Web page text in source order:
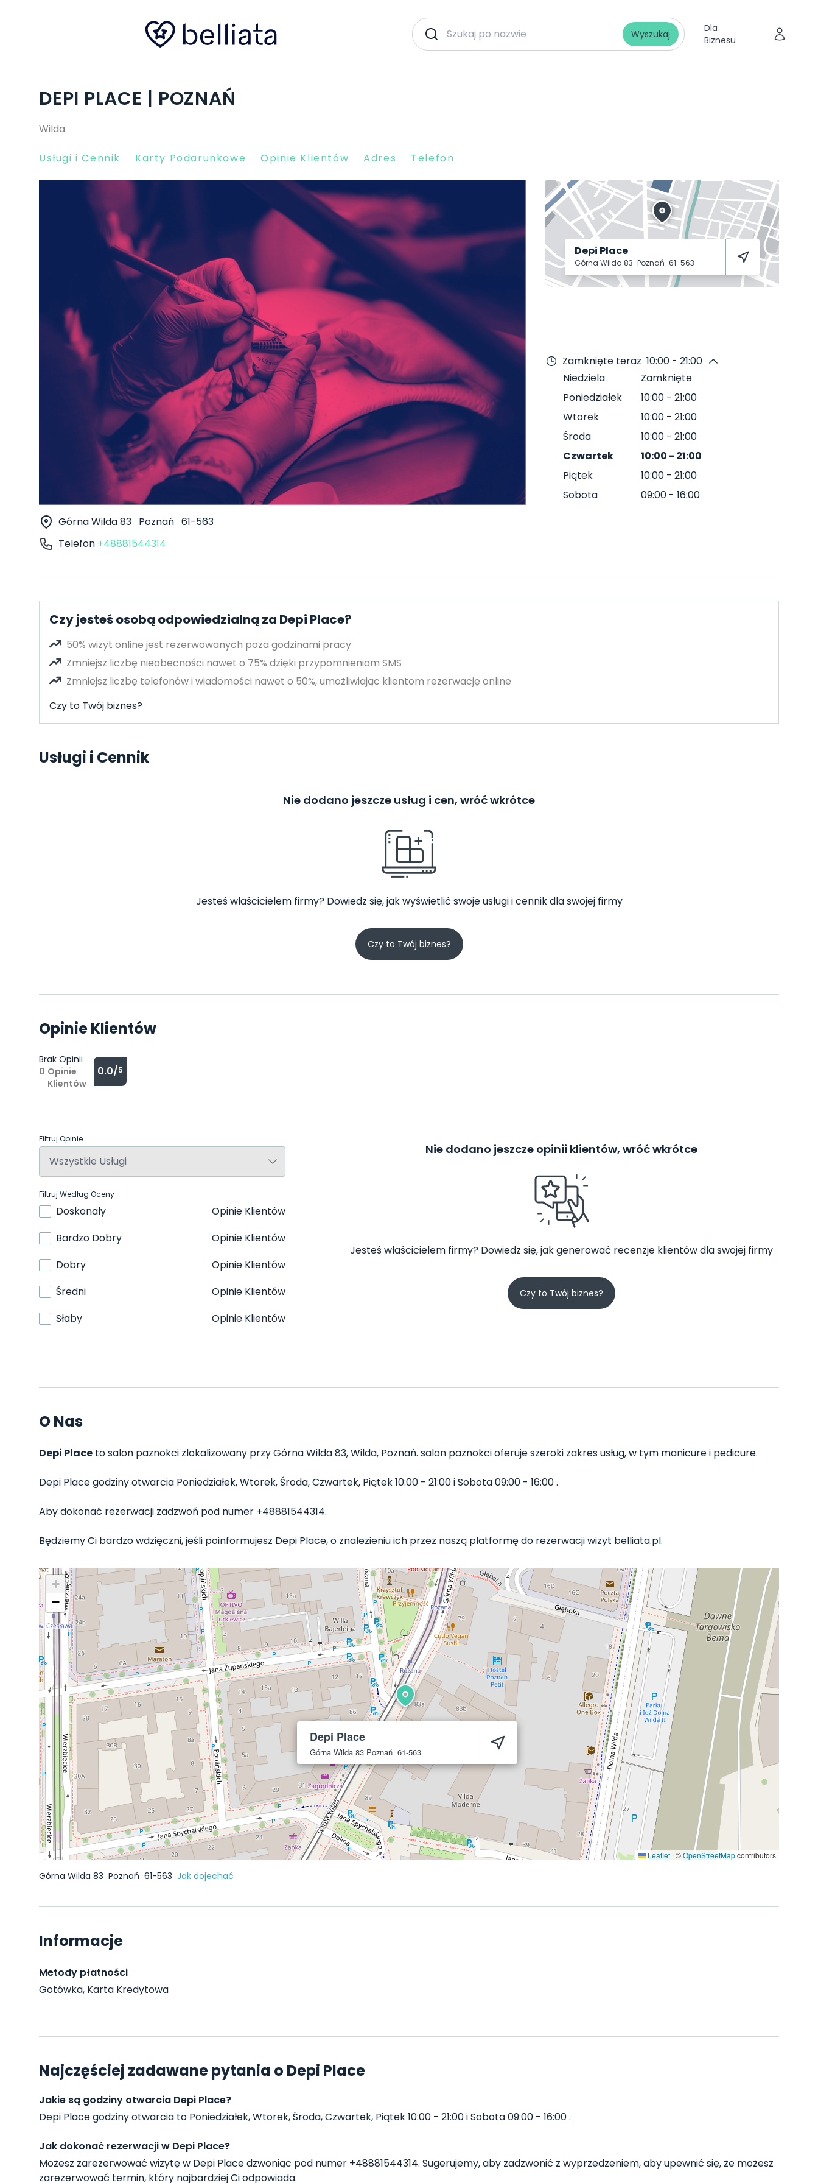
Wyszukaj
Dla
Biznesu
DEPI PLACE | POZNAŃ
Wilda
Usługi i Cennik Karty Podarunkowe Opinie Klientów Adres Telefon
Górna Wilda 83 Poznań 61-563
Telefon +48881544314
Depi Place
Górna Wilda 83 Poznań 61-563
Zamknięte teraz 10:00 - 21:00
Niedziela
Zamknięte
Poniedziałek
10:00 - 21:00
Wtorek
10:00 - 21:00
Środa
10:00 - 21:00
Czwartek
10:00 - 21:00
Piątek
10:00 - 21:00
Sobota
09:00 - 16:00
Czy jesteś osobą odpowiedzialną za Depi Place?
50% wizyt online jest rezerwowanych poza godzinami pracy
Zmniejsz liczbę nieobecności nawet o 75% dzięki przypomnieniom SMS
Zmniejsz liczbę telefonów i wiadomości nawet o 50%, umożliwiając klientom rezerwację online
Czy to Twój biznes?
Usługi i Cennik
Nie dodano jeszcze usług i cen, wróć wkrótce
Jesteś właścicielem firmy? Dowiedz się, jak wyświetlić swoje usługi i cennik dla swojej firmy
Czy to Twój biznes?
Opinie Klientów
Brak Opinii
0 Opinie
Klientów
0.0/5
Filtruj Opinie
Filtruj Według Oceny
Doskonały
Opinie Klientów
Bardzo Dobry
Opinie Klientów
Dobry
Opinie Klientów
Średni
Opinie Klientów
Słaby
Opinie Klientów
Nie dodano jeszcze opinii klientów, wróć wkrótce
Jesteś właścicielem firmy? Dowiedz się, jak generować recenzje klientów dla swojej firmy
Czy to Twój biznes?
O Nas
Depi Place to salon paznokci zlokalizowany przy Górna Wilda 83, Wilda, Poznań. salon paznokci oferuje szeroki zakres usług, w tym manicure i pedicure.
Depi Place godziny otwarcia Poniedziałek, Wtorek, Środa, Czwartek, Piątek 10:00 - 21:00 i Sobota 09:00 - 16:00 .
Aby dokonać rezerwacji zadzwoń pod numer +48881544314.
Będziemy Ci bardzo wdzięczni, jeśli poinformujesz Depi Place, o znalezieniu ich przez naszą platformę do rezerwacji wizyt belliata.pl.
Depi Place
Górna Wilda 83 Poznań 61-563
+
−
Leaflet | ©OpenStreetMapcontributors
Górna Wilda 83 Poznań 61-563 Jak dojechać
Informacje
Metody płatności
Gotówka, Karta Kredytowa
Najczęściej zadawane pytania o Depi Place
Jakie są godziny otwarcia Depi Place?
Depi Place godziny otwarcia to Poniedziałek, Wtorek, Środa, Czwartek, Piątek 10:00 - 21:00 i Sobota 09:00 - 16:00 .
Jak dokonać rezerwacji w Depi Place?
Możesz zarezerwować wizytę w Depi Place dzwoniąc pod numer +48881544314. Sugerujemy, aby zadzwonić z wyprzedzeniem, aby upewnić się, że możesz
zarezerwować termin, który najbardziej Ci odpowiada.